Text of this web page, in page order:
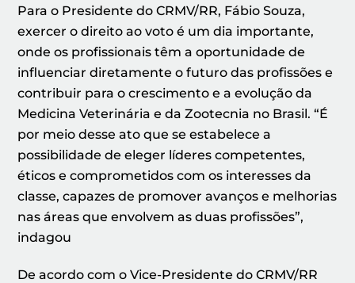
Para o Presidente do CRMV/RR, Fábio Souza,
exercer o direito ao voto é um dia importante,
onde os profissionais têm a oportunidade de
influenciar diretamente o futuro das profissões e
contribuir para o crescimento e a evolução da
Medicina Veterinária e da Zootecnia no Brasil. “É
por meio desse ato que se estabelece a
possibilidade de eleger líderes competentes,
éticos e comprometidos com os interesses da
classe, capazes de promover avanços e melhorias
nas áreas que envolvem as duas profissões”,
indagou
De acordo com o Vice-Presidente do CRMV/RR